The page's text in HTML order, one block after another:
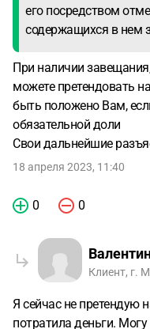
его посредством
содержащихся в нем
При наличии
можете претендовать
быть положено Вам,
обязательной доли
Свои дальнейшие
18 апреля 2023, 11:40
0 0
Клиент, г.
Я сейчас не претендую
потратила деньги.